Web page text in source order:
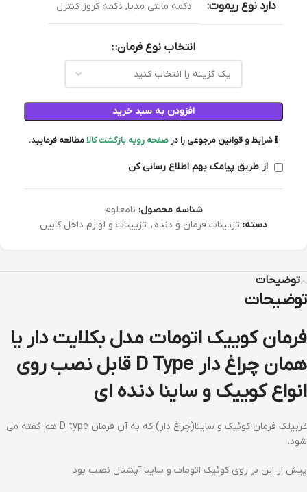
دارد نوع ریموت: دکمه مالتی مدیا, دکمه کروز کنترل
انتخاب نوع فرمان:
افزودن به سبد خرید
شرایط و قوانین مرجوعی را درصفحه رویه بازگشت کالامطالعه فرمایید.
از طریق پیامک بهم اطلاع رسانی کن
شناسه محصول: نامعلوم
دسته: تزیینات فرمان و دنده , تزیینات و لوازم داخل کابین
توضیحات
توضیحات
فرمان کوییک اتومات مدل بکلایت دار یا
همان چراغ دار D Type قابل نصب روی
انواع کوییک و ساینا دنده ای
غربیلک فرمان کوئیک و ساینا(چراغ دار) که به آن فرمان D type هم گفته می
شود.
پیش از این بر روی کوئیک اتومات و ساینا آپشنال نصب بود